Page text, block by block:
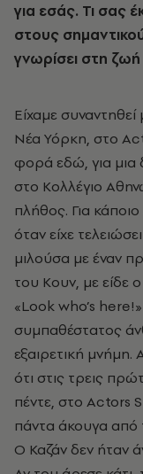
για εσάς. Τι σας
στους
γνωρίσει στη
Είχαμε
Νέα Υόρκη, στο
φορά εδώ, για μια
στο Κολλέγιο
πλήθος. Για
όταν είχε
μιλούσα με έναν
του Κουν, με είδε
«Lookwho’s here
συμπαθέστατος
εξαιρετική μνήμη.
ότι στις τρεις
πέντε, στο Actors
πάντα άκουγα από
Ο Καζάν δεν ήταν